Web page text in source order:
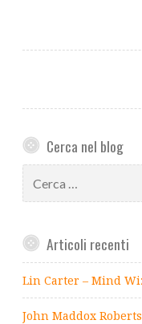
Cerca nel blog
per:
Articoli recenti
Lin Carter – Mind
John Maddox